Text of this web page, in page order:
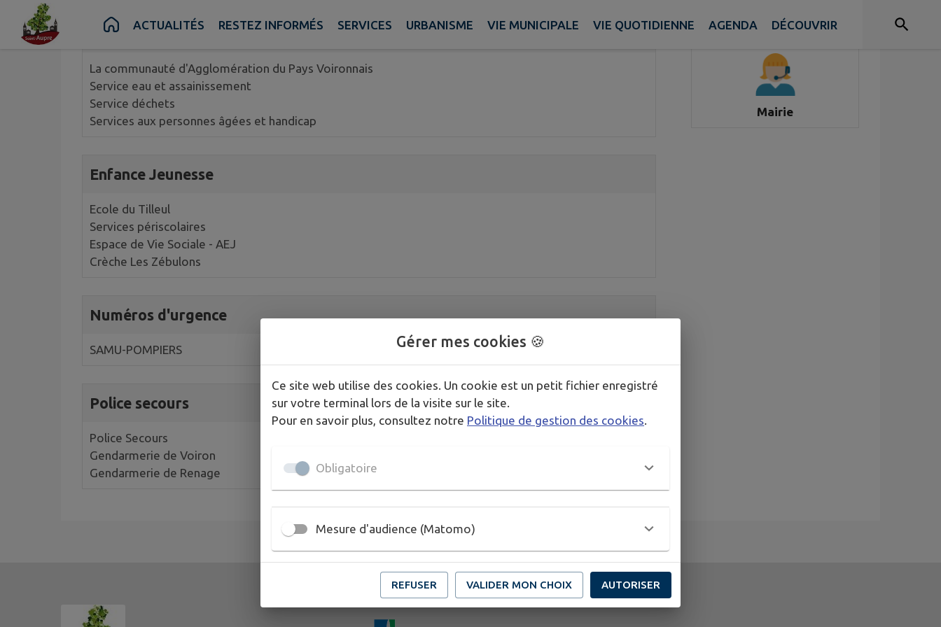
Contenu Menu Recherche Pied de page
ACTUALITÉS RESTEZ INFORMÉS SERVICES URBANISME VIE MUNICIPALE VIE QUOTIDIENNE AGENDA DÉCOUVRIR
Communauté d'Agglomération du Pays Voironnais
La communauté d'Agglomération du Pays Voironnais
Service eau et assainissement
Service déchets
Services aux personnes âgées et handicap
Enfance Jeunesse
Ecole du Tilleul
Services périscolaires
Espace de Vie Sociale - AEJ
Crèche Les Zébulons
Numéros d'urgence
SAMU-POMPIERS
Police secours
Police Secours
Gendarmerie de Voiron
Gendarmerie de Renage
Accès rapide
Mairie
Gérer mes cookies 🍪
Ce site web utilise des cookies. Un cookie est un petit fichier enregistré
sur votre terminal lors de la visite sur le site.
Pour en savoir plus, consultez notre Politique de gestion des cookies
Obligatoire
Mesure d'audience (Matomo)
REFUSER VALIDER MON CHOIX AUTORISER